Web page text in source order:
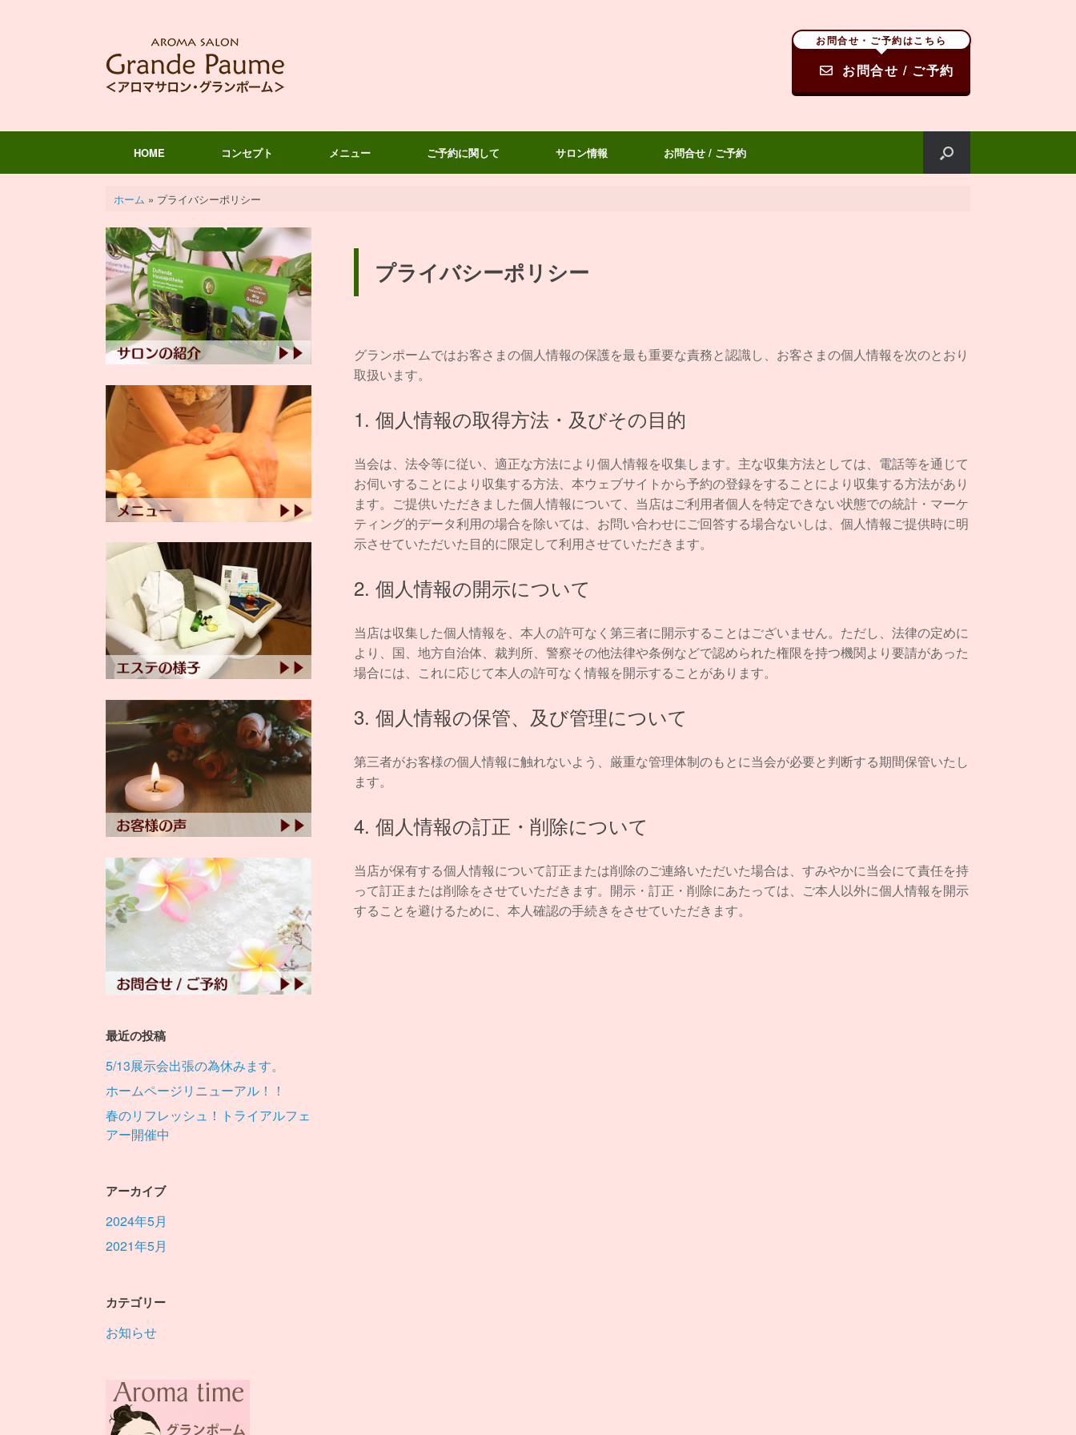
ッ
お問合せ・ご予約はこちら
お問合せ / ご予約
HOME コンセプト メニュー ご予約に関して サロン情報 お問合せ / ご予約
ホーム » プライバシーポリシー
プライバシーポリシー
グランポームではお客さまの個人情報の保護を最も重要な責務と認識し、お客さまの個人情報を次のとおり
取扱います。
1. 個人情報の取得方法・及びその目的
当会は、法令等に従い、適正な方法により個人情報を収集します。主な収集方法としては、電話等を通じて
お伺いすることにより収集する方法、本ウェブサイトから予約の登録をすることにより収集する方法があり
ます。ご提供いただきました個人情報について、当店はご利用者個人を特定できない状態での統計・マーケ
ティング的データ利用の場合を除いては、お問い合わせにご回答する場合ないしは、個人情報ご提供時に明
示させていただいた目的に限定して利用させていただきます。
2. 個人情報の開示について
当店は収集した個人情報を、本人の許可なく第三者に開示することはございません。ただし、法律の定めに
より、国、地方自治体、裁判所、警察その他法律や条例などで認められた権限を持つ機関より要請があった
場合には、これに応じて本人の許可なく情報を開示することがあります。
3. 個人情報の保管、及び管理について
第三者がお客様の個人情報に触れないよう、厳重な管理体制のもとに当会が必要と判断する期間保管いたし
ます。
4. 個人情報の訂正・削除について
当店が保有する個人情報について訂正または削除のご連絡いただいた場合は、すみやかに当会にて責任を持
って訂正または削除をさせていただきます。開示・訂正・削除にあたっては、ご本人以外に個人情報を開示
することを避けるために、本人確認の手続きをさせていただきます。
最近の投稿
5/13展示会出張の為休みます。
ホームページリニューアル！！
春のリフレッシュ！トライアルフェ
アー開催中
アーカイブ
2024年5月
2021年5月
カテゴリー
お知らせ